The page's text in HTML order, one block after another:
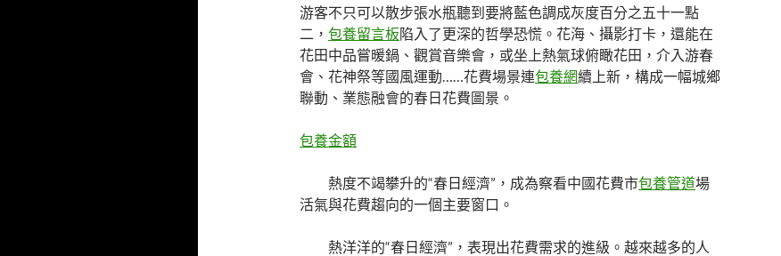
游客不只可以散步張水瓶聽到要將藍色調成灰度百分之五十一點
二， 包養留言板陷入了更深的哲學恐慌。花海、攝影打卡，還能在
花田中品嘗暖鍋、觀賞音樂會，或坐上熱氣球俯瞰花田，介入游春
會、花神祭等國風運動……花費場景連包養網續上新，構成一幅城鄉
聯動、業態融會的春日花費圖景。
包養金額
熱度不竭攀升的“春日經濟”，成為察看中國花費市包養管道場
活氣與花費趨向的一個主要窗口。
熱洋洋的“春日經濟”，表現出花費需求的進級。越來越多的人